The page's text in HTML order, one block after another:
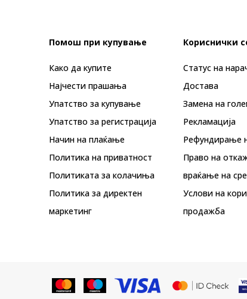
Помош при купување
Како да купите
Најчести прашања
Упатство за купување
Упатство за регистрација
Начин на плаќање
Политика на приватност
Политиката за колачиња
Политика за директен
маркетинг
Кориснички
Статус на
Достава
Замена на
Рекламациja
Рефундирање
Право на
враќање на
Услови на
продажба